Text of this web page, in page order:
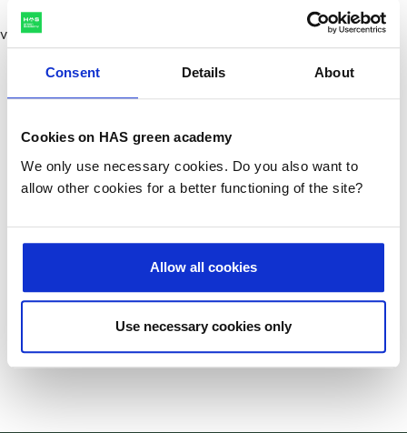
Consent Details About
Cookies on HAS green academy
We only use necessary cookies. Do you also want to
allow other cookies for a better functioning of the site?
Allow all cookies
Use necessary cookies only
voor de
Failed to load form